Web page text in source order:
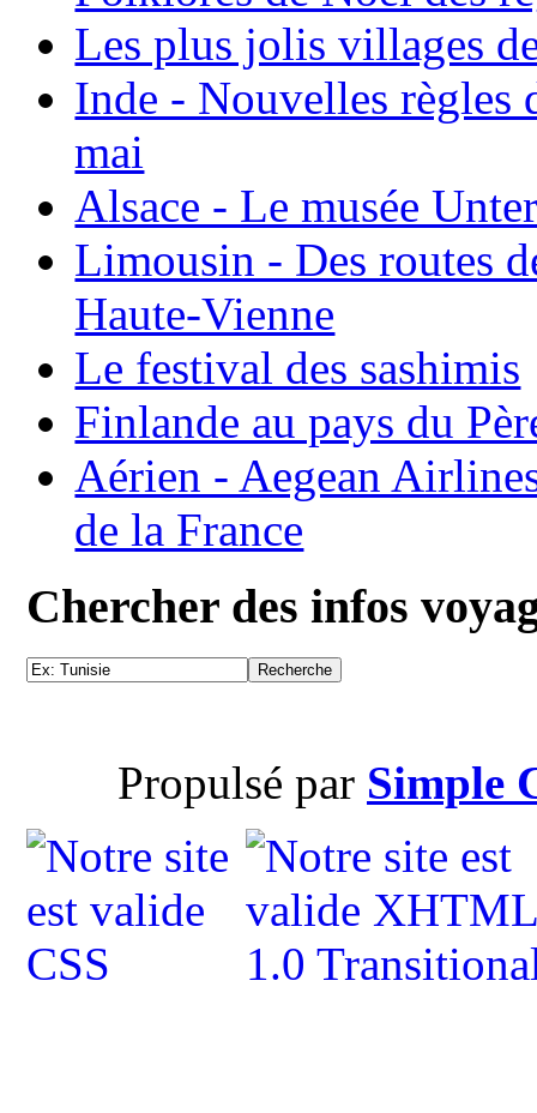
Les plus jolis villages
Inde - Nouvelles règles
mai
Alsace - Le musée
Limousin - Des routes
Haute-Vienne
Le festival des sashimis
Finlande au pays du
Aérien - Aegean
de la France
Chercher des infos
Propulsé par Simple